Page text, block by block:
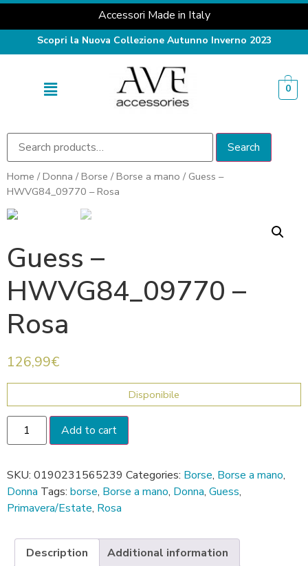
Accessori Made in Italy
Scopri la Nuova Collezione Autunno Inverno 2023
0
Search
Home / Donna / Borse / Borse a mano / Guess –
HWVG84_09770 – Rosa
Guess –
HWVG84_09770 –
Rosa
126,99€
Disponibile
Add to cart
SKU: 0190231565239 Categories: Borse, Borse a mano,
Donna Tags: borse, Borse a mano, Donna, Guess,
Primavera/Estate, Rosa
Description
Additional information